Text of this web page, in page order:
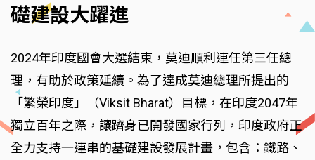
礎建設大躍進
2024年印度國會大選結束，莫迪順利連任第三任總
理，有助於政策延續。為了達成莫迪總理所提出的
「繁榮印度」（Viksit Bharat）目標，在印度2047年
獨立百年之際，讓躋身已開發國家行列，印度政府正
全力支持一連串的基礎建設發展計畫，包含：鐵路、